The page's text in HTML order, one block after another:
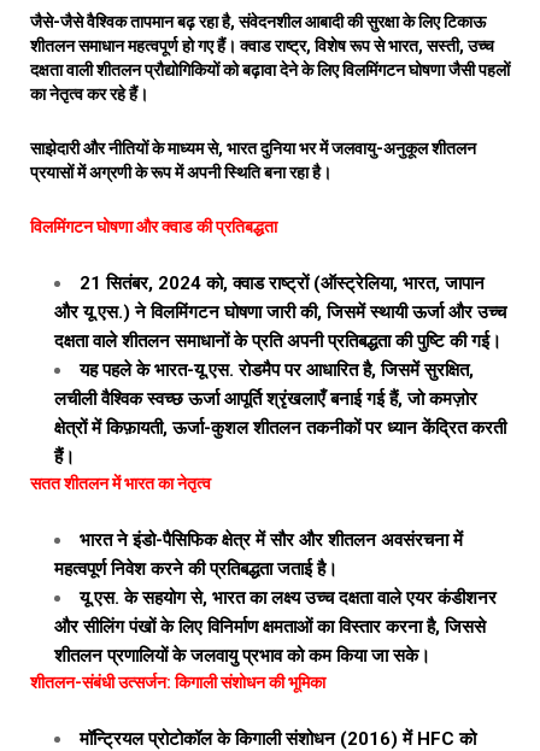
जैसे-जैसे वैश्विक तापमान बढ़ रहा है, संवेदनशील आबादी की सुरक्षा के लिए टिकाऊ
शीतलन समाधान महत्वपूर्ण हो गए हैं। क्वाड राष्ट्र, विशेष रूप से भारत, सस्ती, उच्च
दक्षता वाली शीतलन प्रौद्योगिकियों को बढ़ावा देने के लिए विलमिंगटन घोषणा जैसी पहलों
का नेतृत्व कर रहे हैं।
साझेदारी और नीतियों के माध्यम से, भारत दुनिया भर में जलवायु-अनुकूल शीतलन
प्रयासों में अग्रणी के रूप में अपनी स्थिति बना रहा है।
विलमिंगटन घोषणा और क्वाड की प्रतिबद्धता
21 सितंबर, 2024 को, क्वाड राष्ट्रों (ऑस्ट्रेलिया, भारत, जापान
और यू.एस.) ने विलमिंगटन घोषणा जारी की, जिसमें स्थायी ऊर्जा और उच्च
दक्षता वाले शीतलन समाधानों के प्रति अपनी प्रतिबद्धता की पुष्टि की गई।
यह पहले के भारत-यू.एस. रोडमैप पर आधारित है, जिसमें सुरक्षित,
लचीली वैश्विक स्वच्छ ऊर्जा आपूर्ति श्रृंखलाएँ बनाई गई हैं, जो कमज़ोर
क्षेत्रों में किफ़ायती, ऊर्जा-कुशल शीतलन तकनीकों पर ध्यान केंद्रित करती
हैं।
सतत शीतलन में भारत का नेतृत्व
भारत ने इंडो-पैसिफिक क्षेत्र में सौर और शीतलन अवसंरचना में
महत्वपूर्ण निवेश करने की प्रतिबद्धता जताई है।
यू.एस. के सहयोग से, भारत का लक्ष्य उच्च दक्षता वाले एयर कंडीशनर
और सीलिंग पंखों के लिए विनिर्माण क्षमताओं का विस्तार करना है, जिससे
शीतलन प्रणालियों के जलवायु प्रभाव को कम किया जा सके।
शीतलन-संबंधी उत्सर्जन: किगाली संशोधन की भूमिका
मॉन्ट्रियल प्रोटोकॉल के किगाली संशोधन (2016) में HFC को